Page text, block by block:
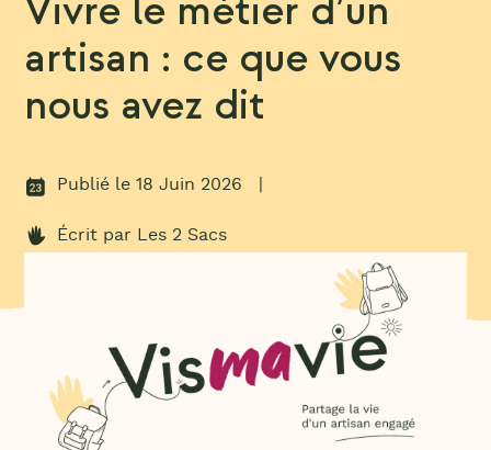
Vivre le métier d’un
artisan : ce que vous
nous avez dit
Publié le 18 Juin 2026
Écrit par Les 2 Sacs